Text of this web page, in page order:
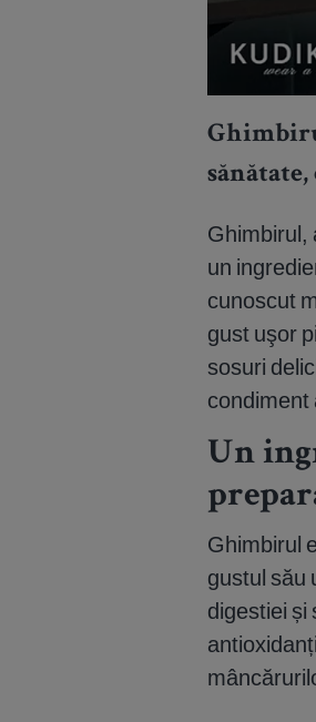
Ghimbirul,
un
cunoscut
gust uşor
sosuri
condiment
Un
Ghimbirul
gustul său
digestiei și